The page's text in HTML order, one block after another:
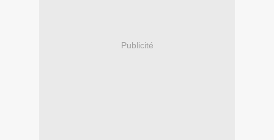
Publicité